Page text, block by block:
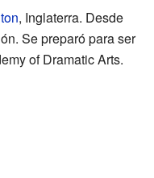
, Inglaterra. Desde
Se preparó para ser
of Dramatic Arts.